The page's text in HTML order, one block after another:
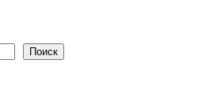
Поиск